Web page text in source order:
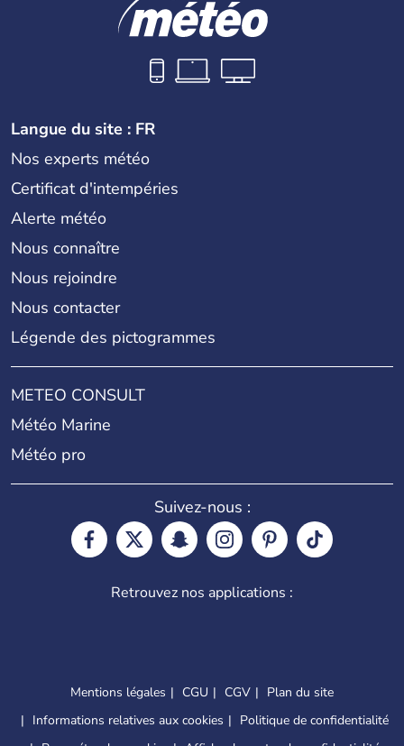
Langue du site : FR
Nos experts météo
Certificat d'intempéries
Alerte météo
Nous connaître
Nous rejoindre
Nous contacter
Légende des pictogrammes
METEO CONSULT
Météo Marine
Météo pro
Suivez-nous :
Retrouvez nos applications :
Mentions légales CGU CGV
Plan du site
Informations relatives aux cookies
Politique de confidentialité